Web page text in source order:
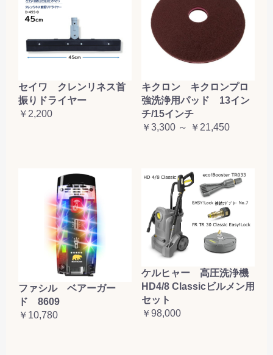
セイワ クレンリネス首
振りドライヤー
￥2,200
キクロン キクロンプロ
強洗浄用パッド 13イン
チ/15インチ
￥3,300 ～ ￥21,450
ファシル ベアーガー
ド 8609
￥10,780
ケルヒャー 高圧洗浄機
HD4/8 Classicビルメン用
セット
￥98,000